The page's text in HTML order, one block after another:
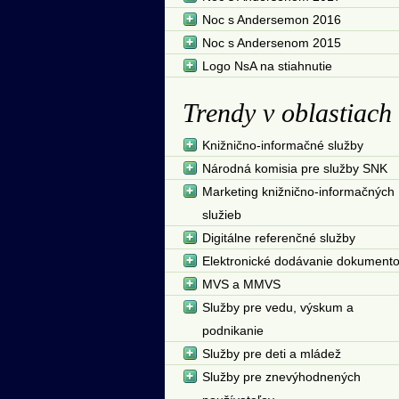
Noc s Andersemon 2016
Noc s Andersenom 2015
Logo NsA na stiahnutie
Trendy v oblastiach
Knižnično-informačné služby
Národná komisia pre služby SNK
Marketing knižnično-informačných
služieb
Digitálne referenčné služby
Elektronické dodávanie
MVS a MMVS
Služby pre vedu, výskum a
podnikanie
Služby pre deti a mládež
Služby pre znevýhodnených